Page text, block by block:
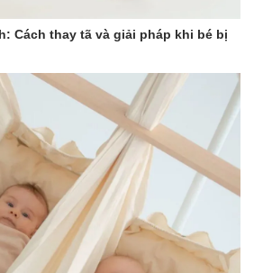
Cách thay tã và giải pháp khi bé bị